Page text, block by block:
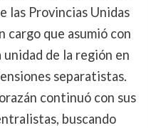
las Provincias Unidas
cargo que asumió con
de la región en
separatistas.
continuó con sus
buscando